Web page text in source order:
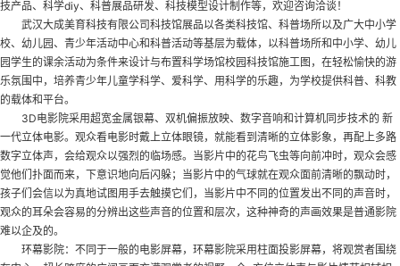
技产品、科学diy、科普展品研发、科技模型设计制作等，欢迎咨询洽谈！
武汉大成美育科技有限公司科技馆展品以各类科技馆、科普场所以及广大中小学
校、幼儿园、青少年活动中心和科普活动等基层为载体，以科普场所和中小学、幼儿
园学生的课余活动为条件来设计与布置科学场馆校园科技馆施工图 ，在轻松愉快的游
乐氛围中，培养青少年儿童学科学、爱科学、用科学的乐趣，为学校提供科普、科教
的载体和平台。
3D电影院采用超宽金属银幕、双机偏振放映、数字音响和计算机同步技术的 新
一代立体电影。观众看电影时戴上立体眼镜，就能看到清晰的立体影象，再配上多路
数字立体声，会给观众以强烈的临场感。当影片中的花鸟飞虫等向前冲时，观众会感
觉他们扑面而来，下意识地向后闪躲；当影片中的气球就在观众面前清晰的飘动时，
孩子们会信以为真地试图用手去触摸它们，当影片中不同的位置发出不同的声音时，
观众的耳朵会容易的分辨出这些声音的位置和层次，这种神奇的声画效果是普通影院
难以企及的。
环幕影院：不同于一般的电影屏幕，环幕影院采用柱面投影屏幕，将观赏者围绕